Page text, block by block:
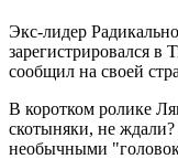
Экс-лидер
зарегистрировался
сообщил на своей
В коротком ролике
скотыняки, не
необычными